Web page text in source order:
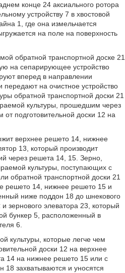
конце 24 аксиального ротора
устройству 7 в хвостовой
1, где она измельчается
на поле на поверхность
обратной транспортной доске 21
на сепарирующее устройство
вперед в направлении
на очистное устройство
обратной транспортной доски 21
культуры, прошедшим через
подготовительной доски 12 на
верхнее решето 14, нижнее
13, который производит
через решета 14, 15. Зерно,
культуры, поступающих с
обратной транспортной доски 21
решето 14, нижнее решето 15 и
ниже поддон 18 до шнекового
и зернового элеватора 23, который
бункер 5, расположенный в
6.
культуры, которые легче чем
доски 12 на верхнее
14 на нижнее решето 15 или с
18 захватываются и уносятся